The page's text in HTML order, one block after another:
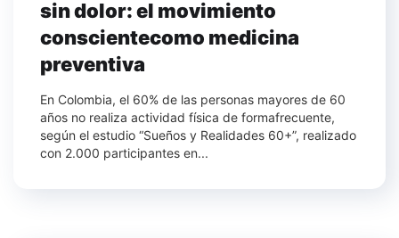
sin dolor: el movimiento
conscientecomo medicina
preventiva
En Colombia, el 60% de las personas mayores de 60
años no realiza actividad física de formafrecuente,
según el estudio “Sueños y Realidades 60+”, realizado
con 2.000 participantes en...